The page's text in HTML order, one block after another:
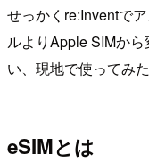
せっかくre:Inventで
ルよりApple SIMか
い、現地で使ってみ
eSIMとは